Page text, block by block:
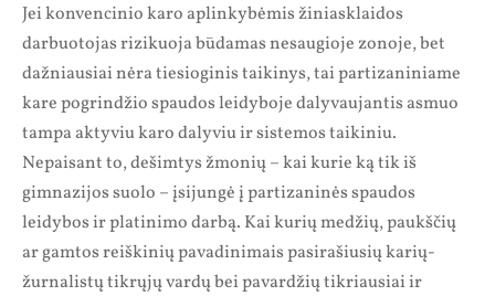
Jei konvencinio karo aplinkybėmis žiniasklaidos
darbuotojas rizikuoja būdamas nesaugioje zonoje, bet
dažniausiai nėra tiesioginis taikinys, tai partizaniniame
kare pogrindžio spaudos leidyboje dalyvaujantis asmuo
tampa aktyviu karo dalyviu ir sistemos taikiniu.
Nepaisant to, dešimtys žmonių – kai kurie ką tik iš
gimnazijos suolo – įsijungė į partizaninės spaudos
leidybos ir platinimo darbą. Kai kurių medžių, paukščių
ar gamtos reiškinių pavadinimais pasirašiusių karių-
žurnalistų tikrųjų vardų bei pavardžių tikriausiai ir